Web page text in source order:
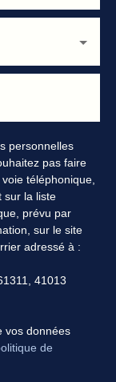
personnelles
pas faire
téléphonique,
sur la liste
prévu par
sur le site
adressé à :
41013
vos données
de